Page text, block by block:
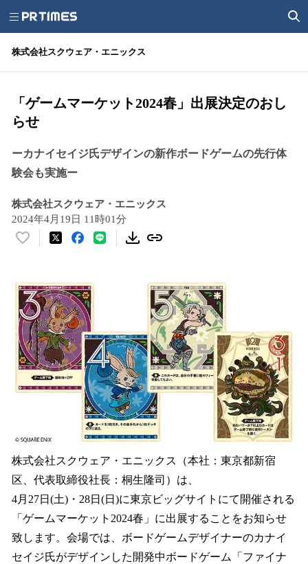
株式会社スクウェア・エニックス
「ゲームマーケット2024春」出展決定のおし
らせ
ーカナイセイジ氏デザインの新作ボードゲームの先行体
験会も実施ー
株式会社スクウェア・エニックス
2024年4月19日 11時01分
い
！
数
を
読
み
込
み
中
株式会社スクウェア・エニックス（本社：東京都新宿
区、代表取締役社長：桐生隆司）は、
4月27日(土)・28日(日)に東京ビッグサイトにて開催される
「ゲームマーケット2024春」に出展することをお知らせ
致します。会場では、ボードゲームデザイナーのカナイ
セイジ氏がデザインした開発中ボードゲーム「ファイナ